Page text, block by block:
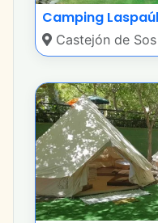
Camping
Castejón de